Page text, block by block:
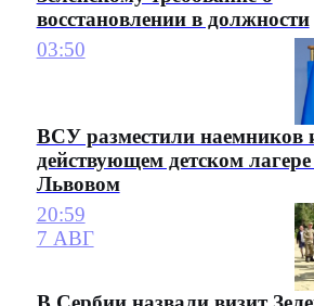
восстановлении в должности
03:50
ВСУ разместили наемников
действующем детском лагере
Львовом
20:59
7 АВГ